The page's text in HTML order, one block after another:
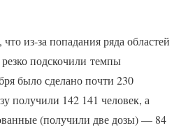
из-за попадания ряда областей
подскочили темпы
было сделано почти 230
получили 142 141 человек, а
(получили две дозы) — 84